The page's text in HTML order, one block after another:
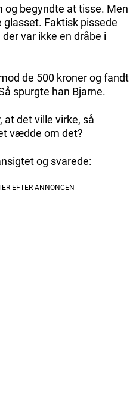
og begyndte at tisse. Men
Faktisk pissede
var ikke en dråbe i
de 500 kroner og fandt
spurgte han Bjarne.
at det ville virke, så
vædde om det?
og svarede: